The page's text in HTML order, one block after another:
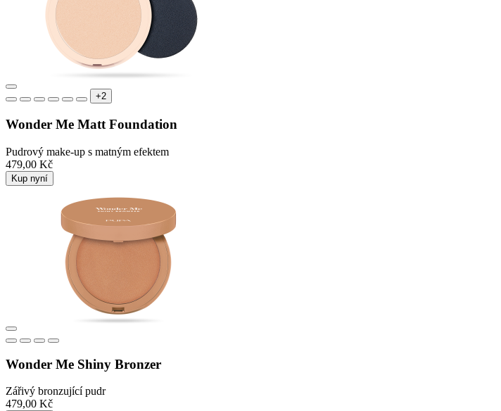
+2
Wonder Me Matt Foundation
Pudrový make-up s matným efektem
479,00 Kč
Kup nyní
Wonder Me Shiny Bronzer
Zářivý bronzující pudr
479,00 Kč